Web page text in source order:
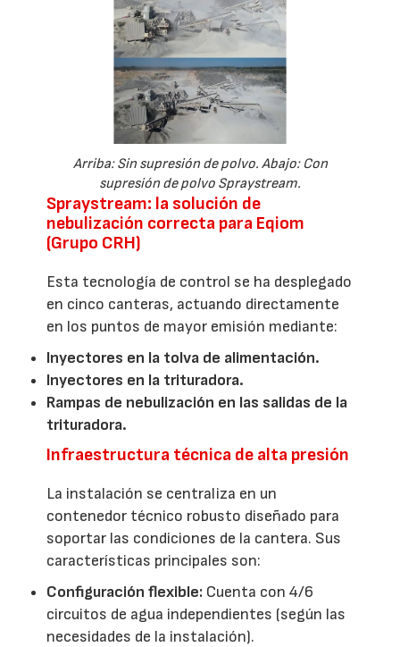
Arriba: Sin supresión de polvo. Abajo: Con
supresión de polvo Spraystream.
Spraystream: la solución de
nebulización correcta para Eqiom
(Grupo CRH)
Esta tecnología de control se ha desplegado
en cinco canteras, actuando directamente
en los puntos de mayor emisión mediante:
Inyectores en la tolva de alimentación.
Inyectores en la trituradora.
Rampas de nebulización en las salidas de la
trituradora.
Infraestructura técnica de alta presión
La instalación se centraliza en un
contenedor técnico robusto diseñado para
soportar las condiciones de la cantera. Sus
características principales son:
Configuración flexible: Cuenta con 4/6
circuitos de agua independientes (según las
necesidades de la instalación).